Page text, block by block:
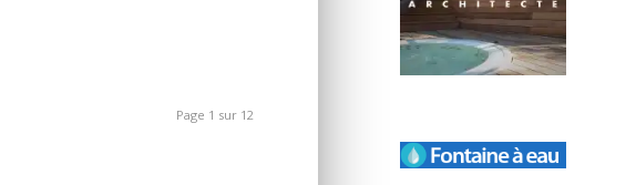
Page 1 sur 12